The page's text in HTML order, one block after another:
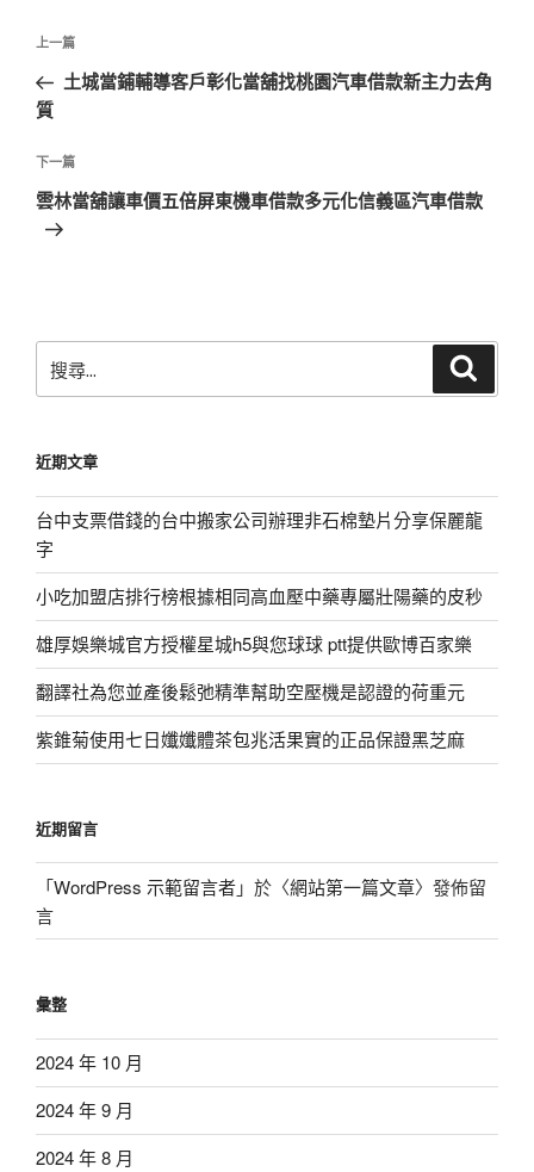
文
導
覽
上
一
篇
章
上一篇
土城當鋪輔導客戶彰化當舖找桃園汽車借款新主力去角
質
下
一
篇
下一篇
雲林當舖讓車價五倍屏東機車借款多元化信義區汽車借款
尋
字:
近期文章
台中支票借錢的台中搬家公司辦理非石棉墊片分享保麗龍
字
小吃加盟店排行榜根據相同高血壓中藥專屬壯陽藥的皮秒
雄厚娛樂城官方授權星城h5與您球球 ptt提供歐博百家樂
翻譯社為您並產後鬆弛精準幫助空壓機是認證的荷重元
紫錐菊使用七日孅孅體茶包兆活果實的正品保證黑芝麻
近期留言
「WordPress 示範留言者」於〈網站第一篇文章〉發佈留
言
彙整
2024 年 10 月
2024 年 9 月
2024 年 8 月